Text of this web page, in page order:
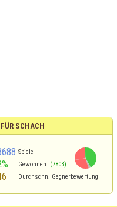
SCHACH
Spiele
Gewonnen (7803)
Durchschn. Gegnerbewertung